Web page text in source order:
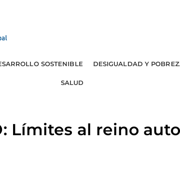
SOSTENIBLE DESIGUALDAD Y
SALUD
Límites al reino